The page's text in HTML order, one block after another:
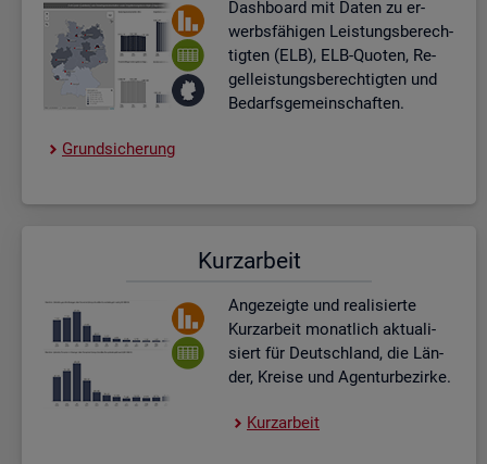
Dash­board mit Daten zu er­
werbs­fä­hi­gen Leis­tungs­be­rech­
tig­ten (ELB), ELB-Quo­ten, Re­
gel­leis­tungs­be­rech­tig­ten und
Be­darfs­ge­mein­schaf­ten.
Grund­si­che­rung
Kurz­ar­beit
An­ge­zeig­te und rea­li­sier­te
Kurz­ar­beit mo­nat­lich ak­tua­li­
siert für Deutsch­land, die Län­
der, Krei­se und Agen­tur­be­zir­ke.
Kurz­ar­beit